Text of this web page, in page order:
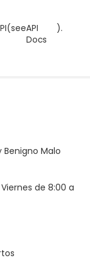
(seeAPI
Docs
).
Benigno Malo
de 8:00 a